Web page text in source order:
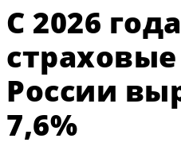
С 2026 года
России
7,6%